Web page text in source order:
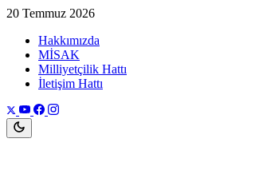
20 Temmuz 2026
Hakkımızda
MİSAK
Milliyetçilik Hattı
İletişim Hattı